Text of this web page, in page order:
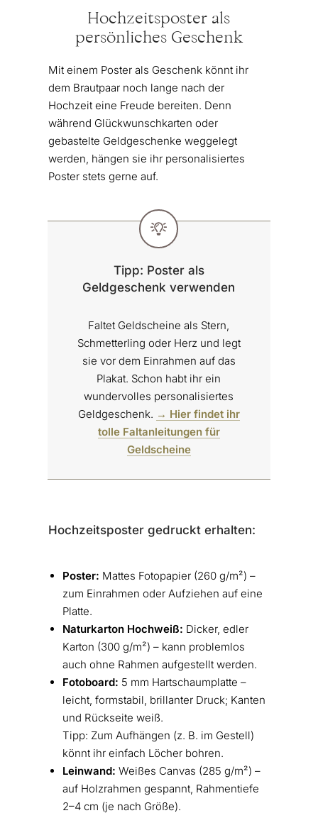
Hochzeitsposter als
persönliches Geschenk
Mit einem Poster als Geschenk könnt ihr
dem Brautpaar noch lange nach der
Hochzeit eine Freude bereiten. Denn
während Glückwunschkarten oder
gebastelte Geldgeschenke weggelegt
werden, hängen sie ihr personalisiertes
Poster stets gerne auf.
Tipp: Poster als
Geldgeschenk verwenden
Faltet Geldscheine als Stern,
Schmetterling oder Herz und legt
sie vor dem Einrahmen auf das
Plakat. Schon habt ihr ein
wundervolles personalisiertes
Geldgeschenk. → Hier findet ihr
tolle Faltanleitungen für
Geldscheine
Hochzeitsposter gedruckt erhalten:
Poster: Mattes Fotopapier (260 g/m²) –
zum Einrahmen oder Aufziehen auf eine
Platte.
Naturkarton Hochweiß: Dicker, edler
Karton (300 g/m²) – kann problemlos
auch ohne Rahmen aufgestellt werden.
Fotoboard: 5 mm Hartschaumplatte –
leicht, formstabil, brillanter Druck; Kanten
und Rückseite weiß.
Tipp: Zum Aufhängen (z. B. im Gestell)
könnt ihr einfach Löcher bohren.
Leinwand: Weißes Canvas (285 g/m²) –
auf Holzrahmen gespannt, Rahmentiefe
2–4 cm (je nach Größe).